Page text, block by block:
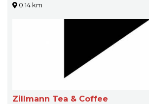
0.14 km
Zillmann Tea & Coffee